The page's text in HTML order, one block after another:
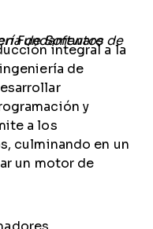
integral a la
de
y
a los
culminando en un
un motor de